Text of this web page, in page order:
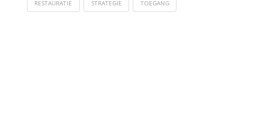
RESTAURATIE STRATEGIE TOEGANG